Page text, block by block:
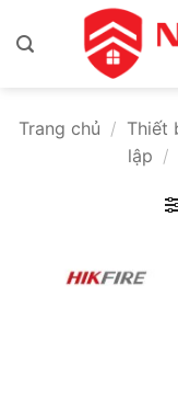
qua
Trang chủ / Thiết
lập /